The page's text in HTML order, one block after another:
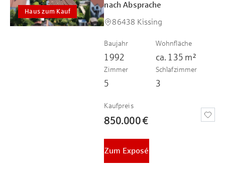
Haus zum Kauf
nach Absprache
86438 Kissing
Baujahr
1992
Wohnfläche
ca. 135 m²
Zimmer
5
Schlafzimmer
3
Kaufpreis
850.000 €
Zum Exposé